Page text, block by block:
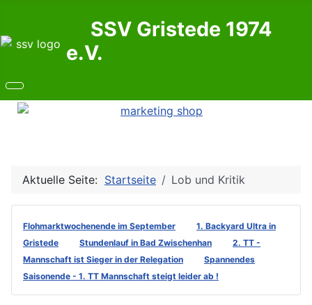
SSV Gristede 1974
e.V.
Aktuelle Seite: Startseite Lob und Kritik
Flohmarktwochenende im September
1. Backyard Ultra in
Gristede
Stundenlauf in Bad Zwischenhan
2. TT -
Mannschaft ist Sieger in der Relegation
Spannendes
Saisonende - 1. TT Mannschaft steigt leider ab !